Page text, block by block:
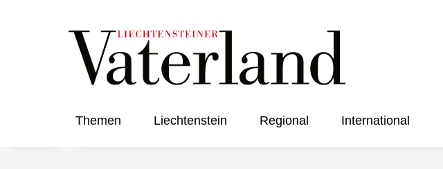
Themen Liechtenstein Regional International